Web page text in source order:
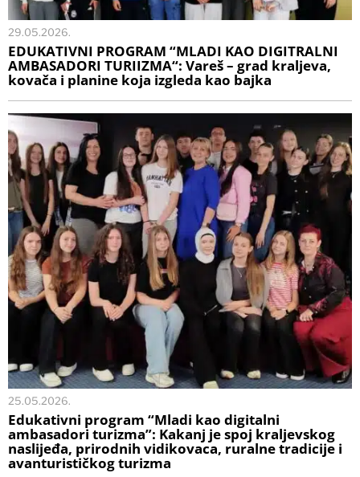
29.05.2026.
EDUKATIVNI PROGRAM “MLADI KAO DIGITRALNI
AMBASADORI TURIIZMA“: Vareš – grad kraljeva,
kovača i planine koja izgleda kao bajka
25.05.2026.
Edukativni program “Mladi kao digitalni
ambasadori turizma”: Kakanj je spoj kraljevskog
naslijeđa, prirodnih vidikovaca, ruralne tradicije i
avanturističkog turizma